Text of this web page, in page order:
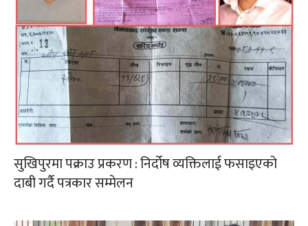
सुखिपुरमा पक्राउ प्रकरण : निर्दोष व्यक्तिलाई फसाइएको
दाबी गर्दै पत्रकार सम्मेलन